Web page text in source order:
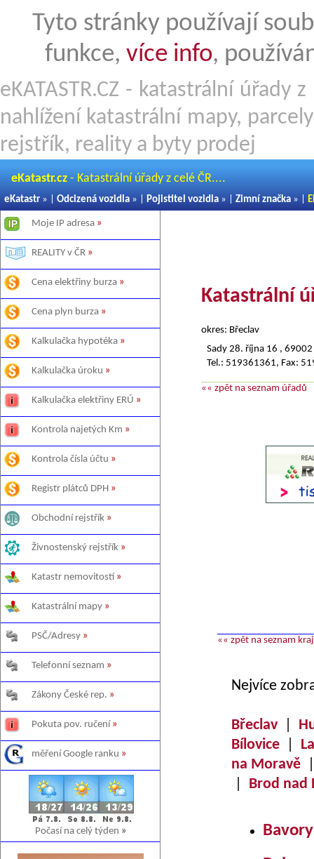
Tyto stránky používají
funkce,více info,
eKATASTR.CZ - katastrální úřady
nahlížení katastrální mapy,
rejstřík, reality a byty prodej
eKatastr.cz - Katastrální úřady z celé ČR....
eKatastr » | Odcizená vozidla » | Pojistitel vozidla » | Zimní značka » |
Moje IP adresa »
REALITY v ČR »
Cena elektřiny burza »
Cena plyn burza »
Kalkulačka hypotéka »
Kalkulačka úroku »
Kalkulačka elektřiny ERÚ »
Kontrola najetých Km »
Kontrola čísla účtu »
Registr plátců DPH »
Obchodní rejstřík »
Živnostenský rejstřík »
Katastr nemovitostí »
Katastrální mapy »
PSČ/Adresy »
Telefonní seznam »
Zákony České rep. »
Pokuta pov. ručení »
měření Google ranku »
Počasí na celý týden »
Katastrální
okres: Břeclav
Sady 28. října 16 ,
Tel.: 519361361, Fax:
«« zpět na seznam úřadů
«« zpět na seznam
Nejvíce
Břeclav|
Bílovice
na Moravě
Brod nad
Bavory